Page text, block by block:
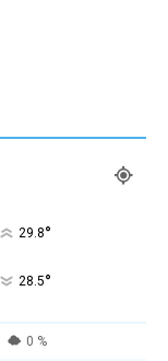
29.8°
28.5°
0 %